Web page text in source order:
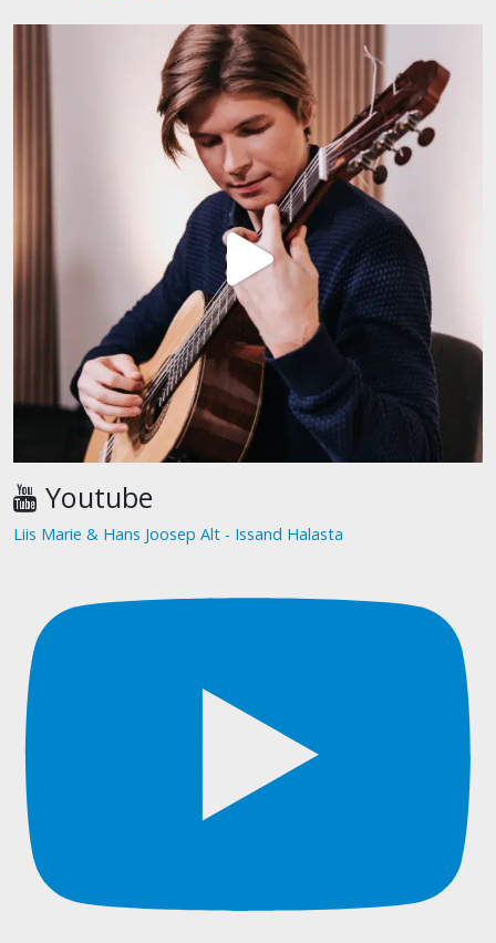
Youtube
Liis Marie & Hans Joosep Alt - Issand Halasta